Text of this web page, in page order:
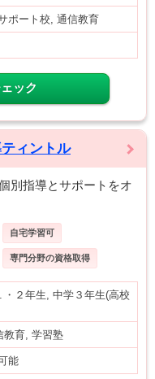
ポート校, 通信教育
ック
ィントル
別指導とサポートをオ
自宅学習可
専門分野の資格取得
・２年生, 中学３年生(高校
教育, 学習塾
能